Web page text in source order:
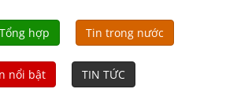
Tổng hợp Tin trong nước
nổi bật TIN TỨC